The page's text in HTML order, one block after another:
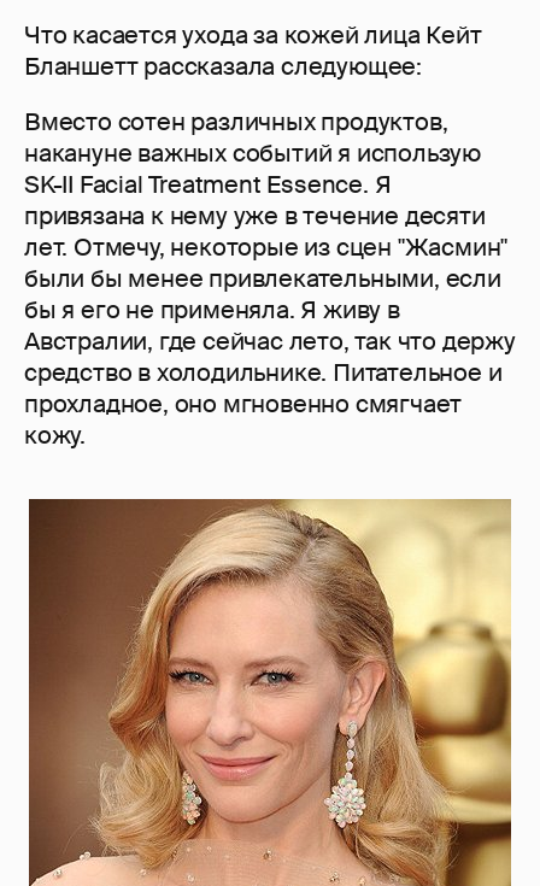
Что касается ухода за кожей лица Кейт
Бланшетт рассказала следующее:
Вместо сотен различных продуктов,
накануне важных событий я использую
SK-II Facial Treatment Essence. Я
привязана к нему уже в течение десяти
лет. Отмечу, некоторые из сцен "Жасмин"
были бы менее привлекательными, если
бы я его не применяла. Я живу в
Австралии, где сейчас лето, так что держу
средство в холодильнике. Питательное и
прохладное, оно мгновенно смягчает
кожу.